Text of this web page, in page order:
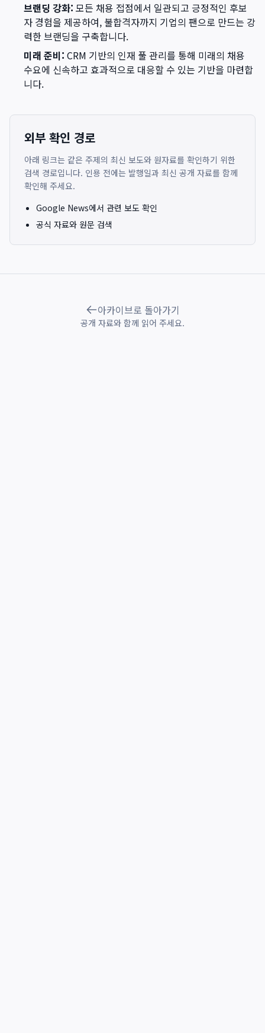
브랜딩 강화: 모든 채용 접점에서 일관되고 긍정적인 후보
자 경험을 제공하여, 불합격자까지 기업의 팬으로 만드는 강
력한 브랜딩을 구축합니다.
미래 준비: CRM 기반의 인재 풀 관리를 통해 미래의 채용
수요에 신속하고 효과적으로 대응할 수 있는 기반을 마련합
니다.
외부 확인 경로
아래 링크는 같은 주제의 최신 보도와 원자료를 확인하기 위한
검색 경로입니다. 인용 전에는 발행일과 최신 공개 자료를 함께
확인해 주세요.
Google News에서 관련 보도 확인
공식 자료와 원문 검색
아카이브로 돌아가기
공개 자료와 함께 읽어 주세요.